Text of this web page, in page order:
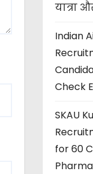
यात्रा
Indian
Check
SKAU
for 60